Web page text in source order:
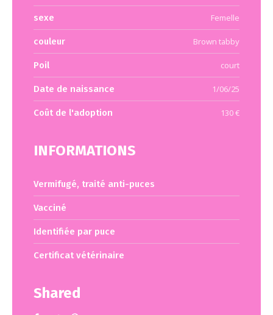
sexe Femelle
couleur Brown tabby
Poil court
Date de naissance 1/06/25
Coût de l'adoption 130 €
INFORMATIONS
Vermifugé, traité anti-puces
Vacciné
Identifiée par puce
Certificat vétérinaire
Shared